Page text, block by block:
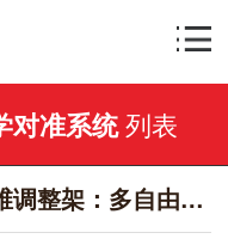
对准系统列表
复坦希五维调整架：多自由度光学对准系统的核心定位装备